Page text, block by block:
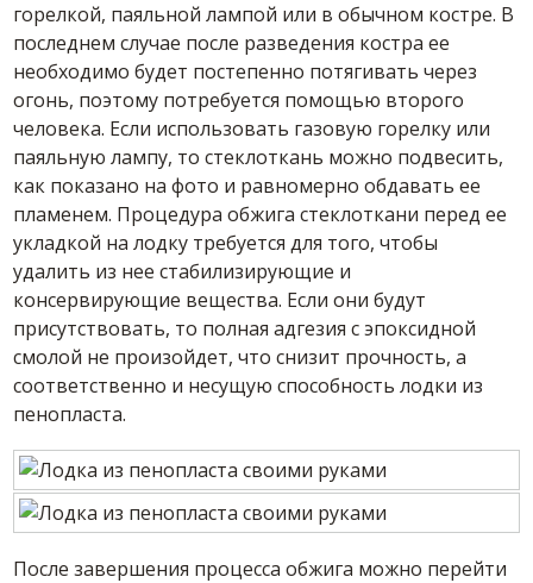
горелкой, паяльной лампой или в обычном костре. В
последнем случае после разведения костра ее
необходимо будет постепенно потягивать через
огонь, поэтому потребуется помощью второго
человека. Если использовать газовую горелку или
паяльную лампу, то стеклоткань можно подвесить,
как показано на фото и равномерно обдавать ее
пламенем. Процедура обжига стеклоткани перед ее
укладкой на лодку требуется для того, чтобы
удалить из нее стабилизирующие и
консервирующие вещества. Если они будут
присутствовать, то полная адгезия с эпоксидной
смолой не произойдет, что снизит прочность, а
соответственно и несущую способность лодки из
пенопласта.
После завершения процесса обжига можно перейти